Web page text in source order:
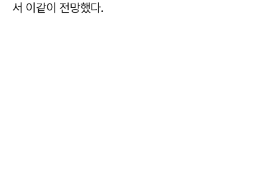
서 이같이 전망했다.